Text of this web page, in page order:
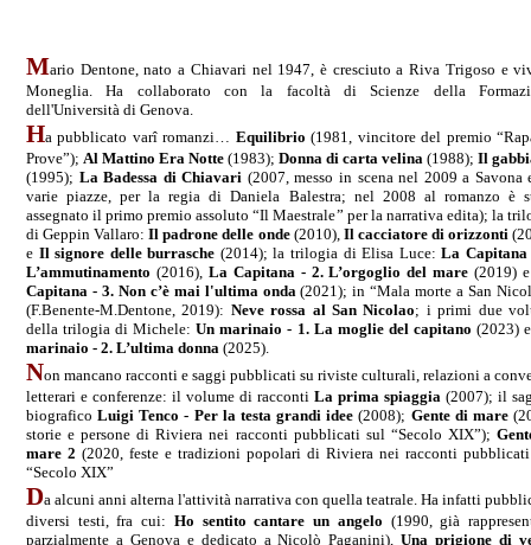
Mario Dentone, nato a Chiavari nel 1947, è cresciuto a Riva Trigoso e
Moneglia. Ha collaborato con la facoltà di Scienze della
dell'Università di Genova.
Ha pubblicato varî romanzi… Equilibrio (1981, vincitore del premio
Prove”); Al Mattino Era Notte (1983); Donna di carta velina (1988); Il
(1995); La Badessa di Chiavari (2007, messo in scena nel 2009 a Savona
varie piazze, per la regia di Daniela Balestra; nel 2008 al romanzo è
assegnato il primo premio assoluto “Il Maestrale” per la narrativa edita); la
di Geppin Vallaro:Il padrone delle onde(2010), Il cacciatore di orizzonti
e Il signore delle burrasche (2014); la trilogia di Elisa Luce:La Capitana
L’ammutinamento (2016), La Capitana - 2. L’orgoglio del mare (2019)
Capitana - 3. Non c’è mai l'ultima onda(2021); in “Mala morte a San
(F.Benente-M.Dentone, 2019): Neve rossa al San Nicolao; i primi due
della trilogia di Michele:Un marinaio - 1. La moglie del capitano (2023)
marinaio - 2. L’ultima donna (2025).
Non mancano racconti e saggi pubblicati su riviste culturali, relazioni a
letterari e conferenze: il volume di racconti La prima spiaggia (2007); il
biograficoLuigi Tenco - Per la testa grandi idee (2008); Gente di mare
storie e persone di Riviera nei racconti pubblicati sul “Secolo XIX”);
mare 2 (2020, feste e tradizioni popolari di Riviera nei racconti
“Secolo XIX”
Da alcuni anni alterna l'attività narrativa con quella teatrale. Ha infatti
diversi testi, fra cui: Ho sentito cantare un angelo (1990, già
parzialmente a Genova e dedicato a Nicolò Paganini),Una prigione di